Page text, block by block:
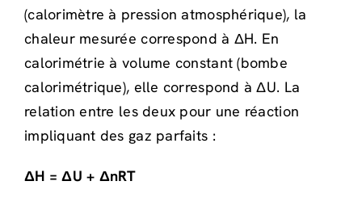
(calorimètre à pression atmosphérique), la
chaleur mesurée correspond à ΔH. En
calorimétrie à volume constant (bombe
calorimétrique), elle correspond à ΔU. La
relation entre les deux pour une réaction
impliquant des gaz parfaits :
ΔH = ΔU + ΔnRT